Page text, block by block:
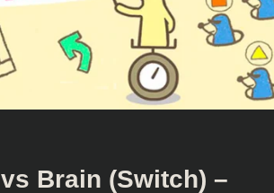
Brain (Switch) –